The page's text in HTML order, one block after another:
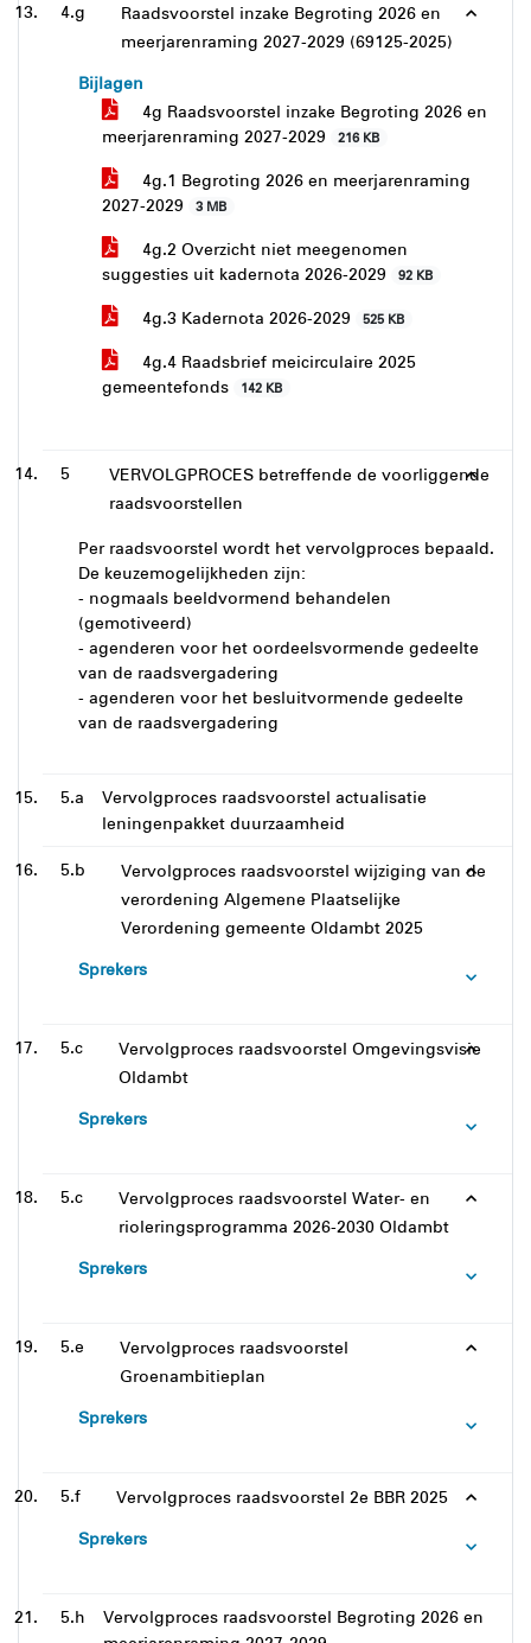
4.g
Raadsvoorstel inzake Begroting 2026 en
meerjarenraming 2027-2029 (69125-2025)
Bijlagen
4g Raadsvoorstel inzake Begroting 2026 en
meerjarenraming 2027-2029
216 KB
4g.1 Begroting 2026 en meerjarenraming
2027-2029
3 MB
4g.2 Overzicht niet meegenomen
suggesties uit kadernota 2026-2029
92 KB
4g.3 Kadernota 2026-2029 525 KB
4g.4 Raadsbrief meicirculaire 2025
gemeentefonds
142 KB
5
VERVOLGPROCES betreffende de voorliggende
raadsvoorstellen
Per raadsvoorstel wordt het vervolgproces bepaald.
De keuzemogelijkheden zijn:
- nogmaals beeldvormend behandelen
(gemotiveerd)
- agenderen voor het oordeelsvormende gedeelte
van de raadsvergadering
- agenderen voor het besluitvormende gedeelte
van de raadsvergadering
5.a
Vervolgproces raadsvoorstel actualisatie
leningenpakket duurzaamheid
5.b
Vervolgproces raadsvoorstel wijziging van de
verordening Algemene Plaatselijke
Verordening gemeente Oldambt 2025
Sprekers
5.c
Vervolgproces raadsvoorstel Omgevingsvisie
Oldambt
Sprekers
5.c
Vervolgproces raadsvoorstel Water- en
rioleringsprogramma 2026-2030 Oldambt
Sprekers
5.e
Vervolgproces raadsvoorstel
Groenambitieplan
Sprekers
5.f Vervolgproces raadsvoorstel 2e BBR 2025
Sprekers
5.h
Vervolgproces raadsvoorstel Begroting 2026 en